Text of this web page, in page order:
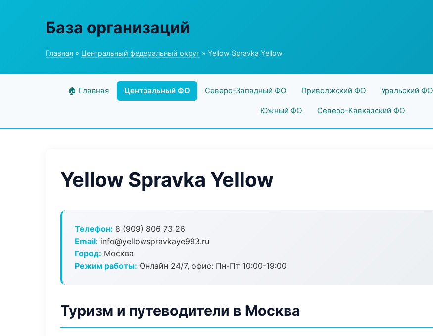
База организаций
Главная » Центральный федеральный округ » Yellow Spravka Yellow
🏠 Главная Центральный ФО Северо-Западный ФО Приволжский ФО Уральский ФО
Южный ФО Северо-Кавказский ФО
Yellow Spravka Yellow
Телефон: 8 (909) 806 73 26
Email: info@yellowspravkaye993.ru
Город: Москва
Режим работы: Онлайн 24/7, офис: Пн-Пт 10:00-19:00
Туризм и путеводители в Москва